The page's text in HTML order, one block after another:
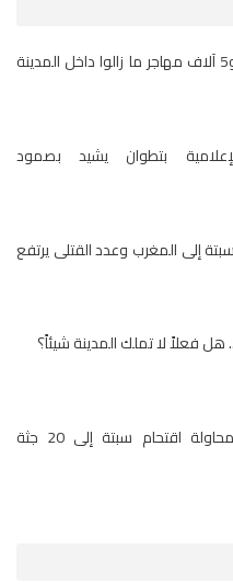
حكومة سبتة: بين 3 و5 آلاف مهاجر ما زالوا داخل المدينة
بتطوان يشيد بصمود
سبتة إلى المغرب وعدد القتلى يرتفع
هل فعلاً لا تملك المدينة شيئاً؟
ارتفاع حصيلة ضحايا محاولة اقتحام سبتة إلى 20 جثة